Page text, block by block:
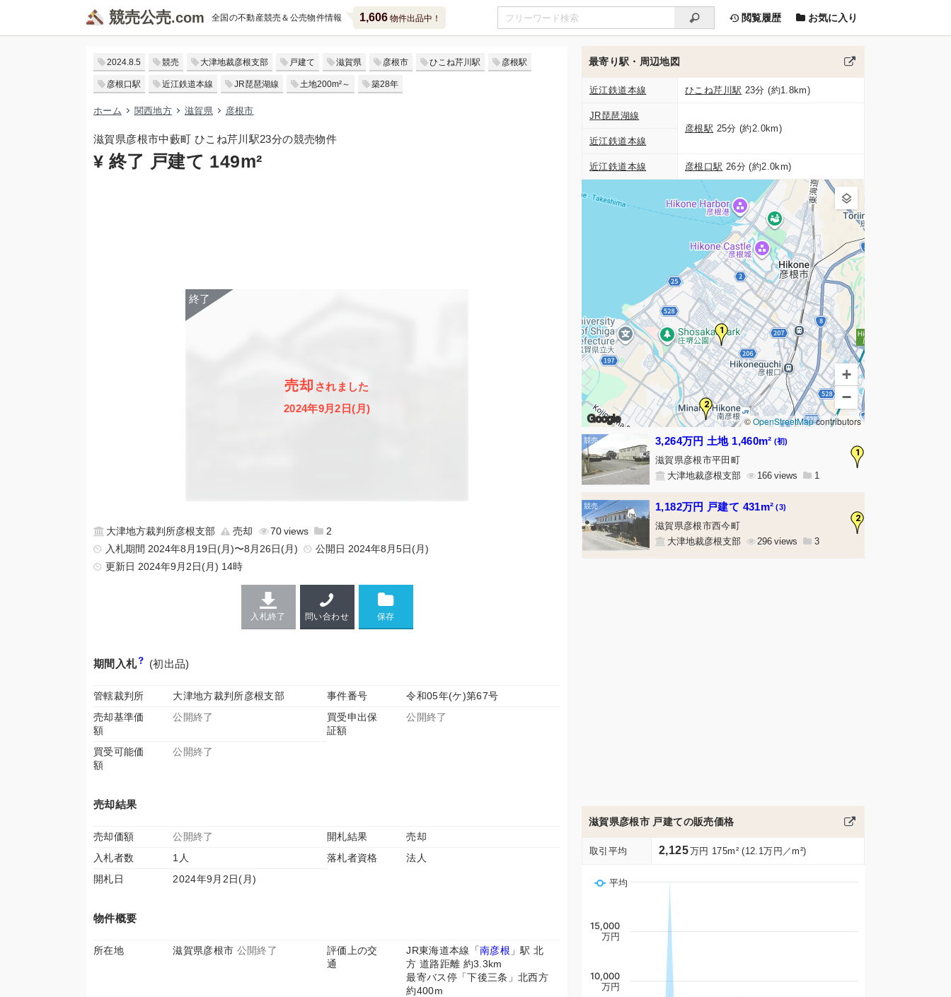
競売公売 全国の不動産競売＆公売物件情報 1,606物件出品中！ 閲覧履歴 お気に入り
2024.8.5 競売 大津地裁彦根支部 戸建て 滋賀県 彦根市 ひこね芹川駅 彦根駅
彦根口駅 近江鉄道本線 JR琵琶湖線 土地200m²～ 築28年
ホーム 関西地方 滋賀県 彦根市
滋賀県彦根市中藪町 ひこね芹川駅23分の競売物件
¥ 終了 戸建て 149m²
売却 されました
2024年9月2日(月)
大津地方裁判所彦根支部 売却 70
2
入札期間 2024年8月19日(月)〜8月26日(月)
公開日 2024年8月5日(月)
更新日 2024年9月2日(月) 14時
入札終了 問い合わせ
期間入札 (初出品)
管轄裁判所 大津地方裁判所彦根支部 事件番号
令和05年(ケ)第67号
売却基準価
額
公開終了
買受申出保
証額
公開終了
買受可能価
額
公開終了
売却結果
売却価額 公開終了 開札結果
売却
入札者数
1人 落札者資格
法人
開札日
2024年9月2日(月)
物件概要
所在地 滋賀県彦根市 公開終了
評価上の交
通
JR東海道本線「南彦根 」駅 北
方 道路距離 約3.3km
最寄バス停「下後三条」北西方
約400m
最寄り駅・周辺地図
近江鉄道本線 ひこね芹川駅 23分 (約1.8km)
JR琵琶湖線
彦根駅 25分 (約2.0km)
近江鉄道本線
近江鉄道本線 彦根口駅 26分 (約2.0km)
1
2
Google
+
−
©OpenStreetMapcontributors
1
3,264万円 土地 1,460m² (初)
滋賀県彦根市平田町
大津地裁彦根支部
166 1
2
1,182万円 戸建て 431m² (3)
滋賀県彦根市西今町
大津地裁彦根支部
296 3
滋賀県彦根市 戸建ての販売価格
取引平均 2,125万円 175m² (12.1万円／m²)
平均
10,000
万円
15,000
万円